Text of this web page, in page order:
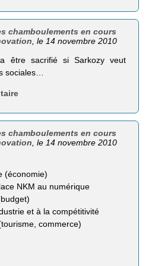
chamboulements en cours
, le 14 novembre 2010
être sacrifié si Sarkozy veut
sociales…
chamboulements en cours
, le 14 novembre 2010
(économie)
NKM au numérique
et à la compétitivité
commerce)